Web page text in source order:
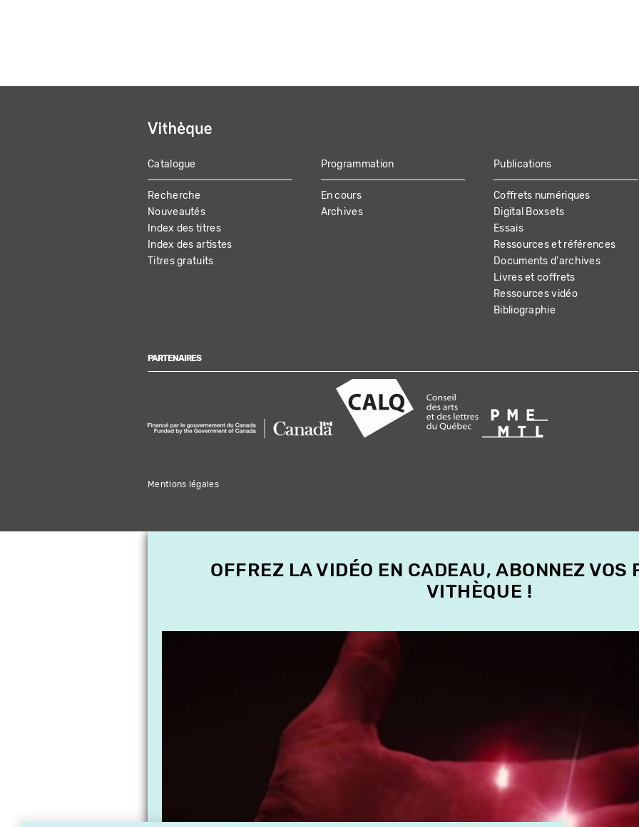
MAIN
NAVIGATION
Catalogue
Recherche
Nouveautés
Index des titres
Index des artistes
Titres gratuits
Programmation
En cours
Archives
Publications
Coffrets numériques
Digital Boxsets
Essais
Ressources et références
Documents d'archives
Livres et coffrets
Ressources vidéo
Bibliographie
PARTENAIRES
Mentions légales
OFFREZ LA VIDÉO EN CADEAU, ABONNEZ VOS
VITHÈQUE !